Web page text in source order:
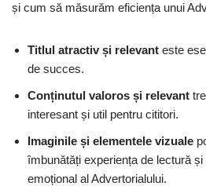
și cum să măsurăm eficiența unui
Titlul atractiv și relevant este
de succes.
Conținutul valoros și relevant
interesant și util pentru cititori.
Imaginile și elementele vizuale
îmbunătăți experiența de lectură
emoțional al Advertorialului.